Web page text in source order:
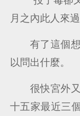
月之內此人來
有了這個
以問出什麼。
很快宮外
十五家最近三